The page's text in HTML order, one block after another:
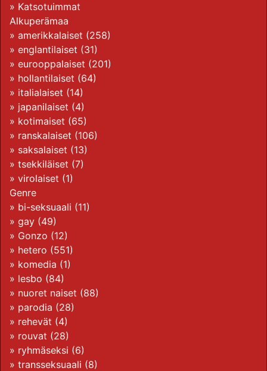
» Katsotuimmat
Alkuperämaa
» amerikkalaiset (258)
» englantilaiset (31)
» eurooppalaiset (201)
» hollantilaiset (64)
» italialaiset (14)
» japanilaiset (4)
» kotimaiset (65)
» ranskalaiset (106)
» saksalaiset (13)
» tsekkiläiset (7)
» virolaiset (1)
Genre
» bi-seksuaali (11)
» gay (49)
» Gonzo (12)
» hetero (551)
» komedia (1)
» lesbo (84)
» nuoret naiset (88)
» parodia (28)
» rehevät (4)
» rouvat (28)
» ryhmäseksi (6)
» transseksuaali (8)